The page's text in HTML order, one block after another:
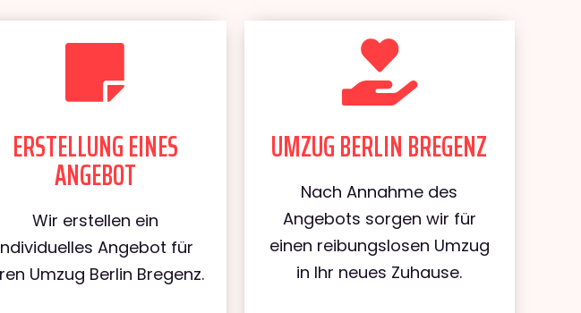
ERSTELLUNG EINES
ANGEBOT
Wir erstellen ein
Angebot für
Umzug Berlin Bregenz.
UMZUG BERLIN BREGENZ
Nach Annahme des
Angebots sorgen wir für
einen reibungslosen Umzug
in Ihr neues Zuhause.